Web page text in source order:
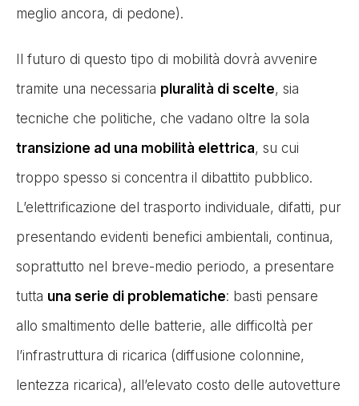
meglio ancora, di pedone).
Il futuro di questo tipo di mobilità dovrà avvenire
tramite una necessaria pluralità di scelte, sia
tecniche che politiche, che vadano oltre la sola
transizione ad una mobilità elettrica, su cui
troppo spesso si concentra il dibattito pubblico.
L’elettrificazione del trasporto individuale, difatti, pur
presentando evidenti benefici ambientali, continua,
soprattutto nel breve-medio periodo, a presentare
tutta una serie di problematiche: basti pensare
allo smaltimento delle batterie, alle difficoltà per
l’infrastruttura di ricarica (diffusione colonnine,
lentezza ricarica), all’elevato costo delle autovetture